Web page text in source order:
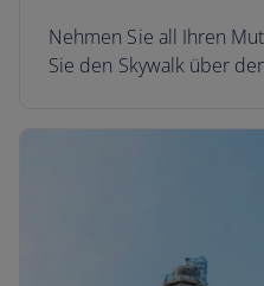
Nehmen Sie all Ihren
Sie den Skywalk über